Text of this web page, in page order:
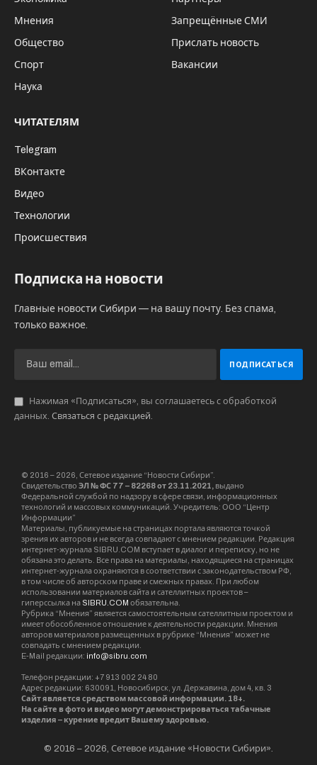
при исполнении воинского долга, проявив
мужество и героизм, погибли двое наших
земляков – новосибирец и житель
Тогучинского района.
Они сложили голову
при проведении специальной операции,
Донецкой и Луганской республик, для
обеспечения национальной безопасности
России. Делом своей жизни наши товарищи
избрали служение Отечеству и пали в бою,
жизнь и самоопределение.
Приношу соболезнования родным и близким
погибших. Их семьям будет оказана
всесторонняя поддержка. Отдаю себе отчёт в
уменьшат горечь невосполнимой потери. Мы
все в неоплатном долгу у таких несгибаемых
парней, как наши земляки».
Sibru.Com
Website
Материалы, публикуемые за авторством "Редакция
SibRu.com" являются результатом коллективной работы
редакции (за исключением случаев, если указана ссылка
на источник или материал помечен как рекламный).
KEEP READING
В Омской области призывают резервистов
Читать далее